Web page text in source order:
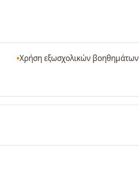
Χρήση εξωσχολικών βοηθημάτων